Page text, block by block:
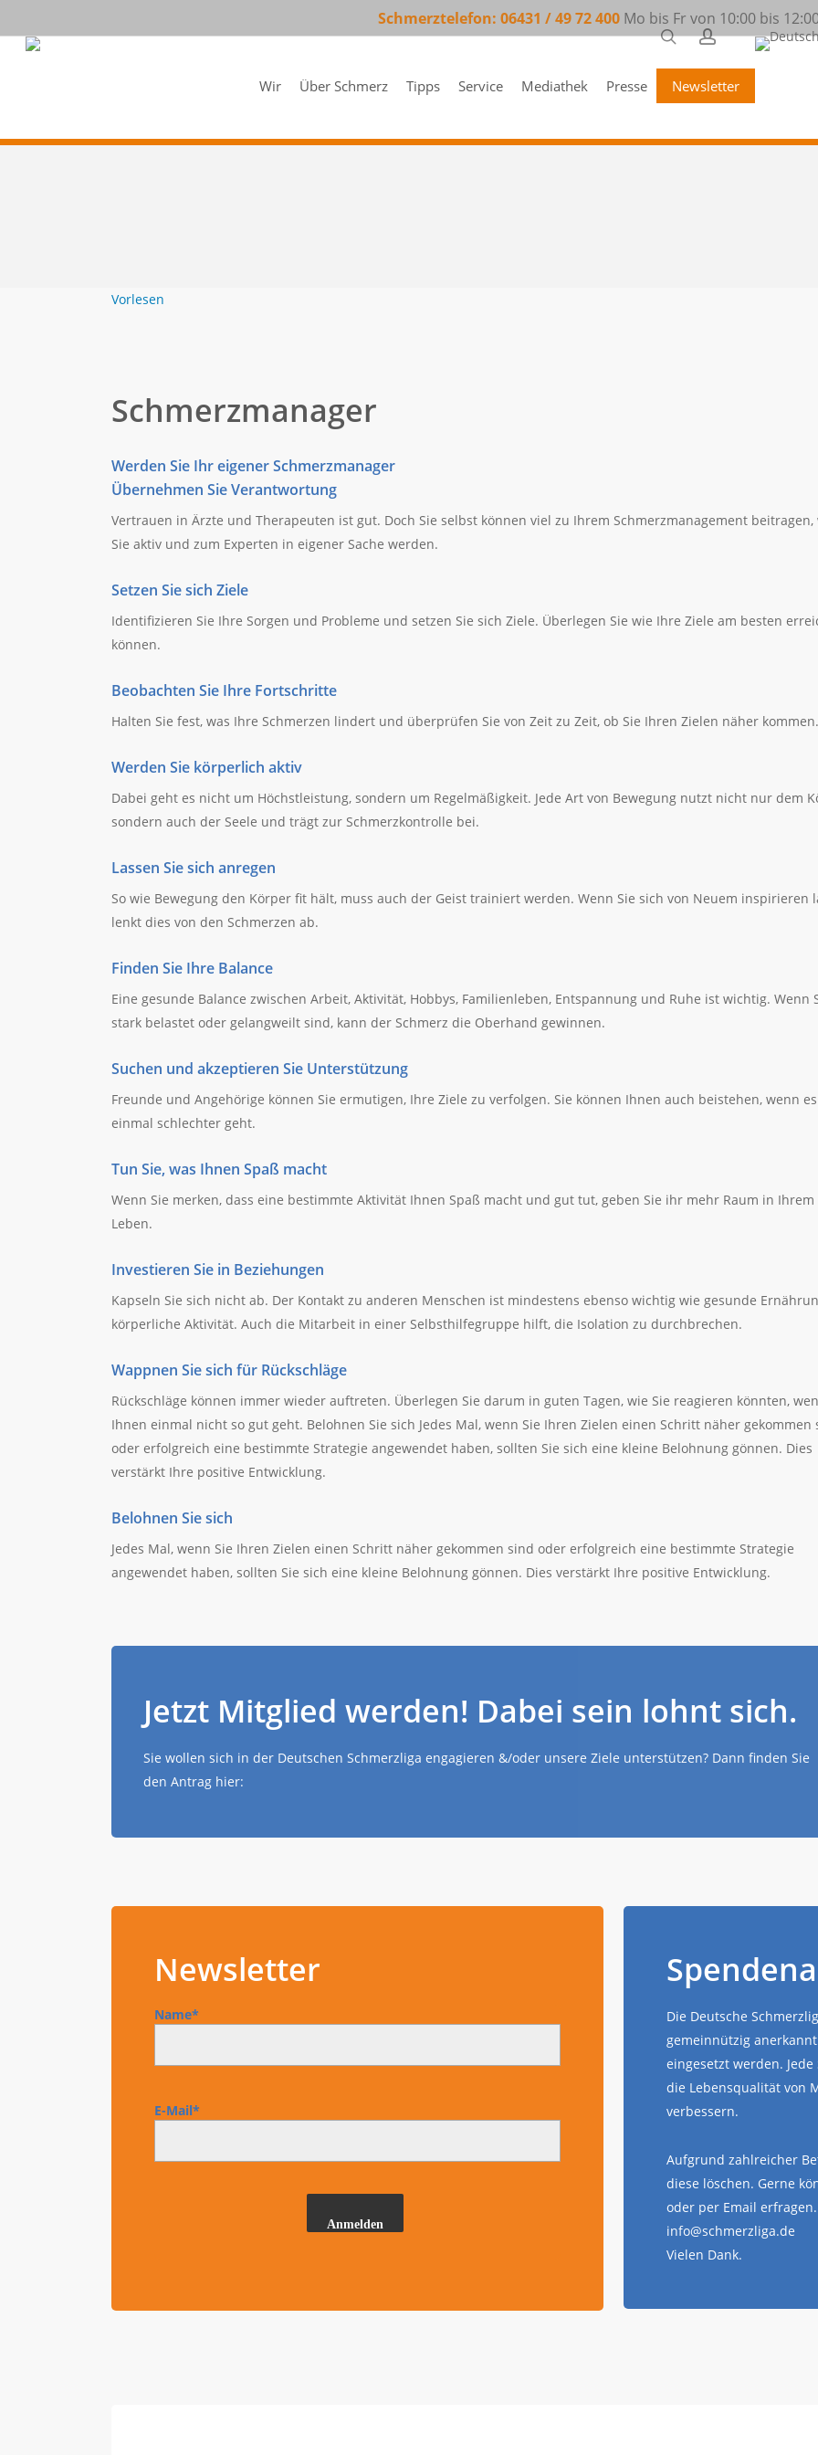
to
Schmerztelefon: 06431 / 49 72 400Mo bis Fr von 10:00 bis
Wir Über Schmerz Tipps Service Mediathek Presse Newsletter
searchaccount
Vorlesen
Schmerzmanager
Werden Sie Ihr eigener Schmerzmanager
Übernehmen Sie Verantwortung
Vertrauen in Ärzte und Therapeuten ist gut. Doch Sie selbst können viel zu Ihrem Schmerzmanagement beitragen,
Sie aktiv und zum Experten in eigener Sache werden.
Setzen Sie sich Ziele
Identifizieren Sie Ihre Sorgen und Probleme und setzen Sie sich Ziele. Überlegen Sie wie Ihre Ziele am besten
können.
Beobachten Sie Ihre Fortschritte
Halten Sie fest, was Ihre Schmerzen lindert und überprüfen Sie von Zeit zu Zeit, ob Sie Ihren Zielen näher kommen.
Werden Sie körperlich aktiv
Dabei geht es nicht um Höchstleistung, sondern um Regelmäßigkeit. Jede Art von Bewegung nutzt nicht nur dem
sondern auch der Seele und trägt zur Schmerzkontrolle bei.
Lassen Sie sich anregen
So wie Bewegung den Körper fit hält, muss auch der Geist trainiert werden. Wenn Sie sich von Neuem inspirieren
lenkt dies von den Schmerzen ab.
Finden Sie Ihre Balance
Eine gesunde Balance zwischen Arbeit, Aktivität, Hobbys, Familienleben, Entspannung und Ruhe ist wichtig. Wenn
stark belastet oder gelangweilt sind, kann der Schmerz die Oberhand gewinnen.
Suchen und akzeptieren Sie Unterstützung
Freunde und Angehörige können Sie ermutigen, Ihre Ziele zu verfolgen. Sie können Ihnen auch beistehen, wenn
einmal schlechter geht.
Tun Sie, was Ihnen Spaß macht
Wenn Sie merken, dass eine bestimmte Aktivität Ihnen Spaß macht und gut tut, geben Sie ihr mehr Raum in Ihrem
Leben.
Investieren Sie in Beziehungen
Kapseln Sie sich nicht ab. Der Kontakt zu anderen Menschen ist mindestens ebenso wichtig wie gesunde
körperliche Aktivität. Auch die Mitarbeit in einer Selbsthilfegruppe hilft, die Isolation zu durchbrechen.
Wappnen Sie sich für Rückschläge
Rückschläge können immer wieder auftreten. Überlegen Sie darum in guten Tagen, wie Sie reagieren könnten,
Ihnen einmal nicht so gut geht. Belohnen Sie sich Jedes Mal, wenn Sie Ihren Zielen einen Schritt näher gekommen
oder erfolgreich eine bestimmte Strategie angewendet haben, sollten Sie sich eine kleine Belohnung gönnen. Dies
verstärkt Ihre positive Entwicklung.
Belohnen Sie sich
Jedes Mal, wenn Sie Ihren Zielen einen Schritt näher gekommen sind oder erfolgreich eine bestimmte Strategie
angewendet haben, sollten Sie sich eine kleine Belohnung gönnen. Dies verstärkt Ihre positive Entwicklung.
Jetzt Mitglied werden! Dabei sein lohnt sich.
Sie wollen sich in der Deutschen Schmerzliga engagieren &/oder unsere Ziele unterstützen? Dann finden Sie
den Antrag hier:
Newsletter
Name*
E-Mail*
Anmelden
Die Deutsche
gemeinnützig
eingesetzt werden.
die Lebensqualität von
verbessern.
Aufgrund zahlreicher
diese löschen. Gerne
oder per Email
info@schmerzliga.de
Vielen Dank.